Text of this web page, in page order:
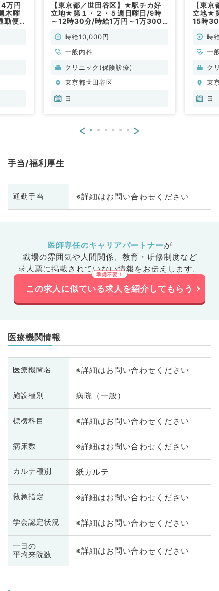
万円
木曜
勤便
【東京都／世田谷区】★駅チカ好
立地★第１・２・５週日曜日/9時
～12時30分/時給1万円～1万3000
非常勤）
時給10,000円
一般内科
クリニック(保険診療)
東京都世田谷区
日
【東
立地★
15時
常勤）
時
一
ク
東
日
< >
手当/福利厚生
通勤手当 ※詳細はお問い合わせください
医師専任のキャリアパートナーが
職場の雰囲気や人間関係、 教育・研修制度など
求人票に掲載されていない情報をお伝えします。
この求人に似ている求人を紹介してもらう
医療機関情報
医療機関名 ※詳細はお問い合わせください
施設種別 病院（一般）
標榜科目 ※詳細はお問い合わせください
病床数 ※詳細はお問い合わせください
カルテ種別 紙カルテ
救急指定 ※詳細はお問い合わせください
学会認定状況 ※詳細はお問い合わせください
一日の
平均来院数
※詳細はお問い合わせください